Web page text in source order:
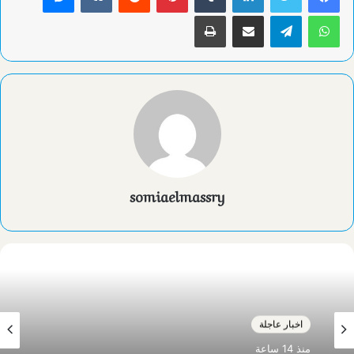
واتساب تيلقرام مشاركة عبر البريد طباعة
somiaelmassry
اخبار عاجلة
منذ 14 ساعة